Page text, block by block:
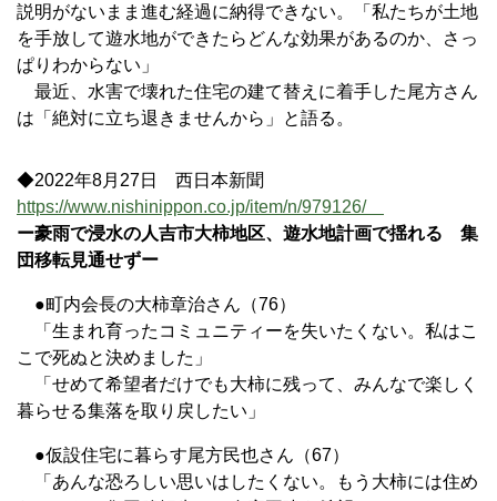
説明がないまま進む経過に納得できない。「私たちが土地
を手放して遊水地ができたらどんな効果があるのか、さっ
ぱりわからない」
最近、水害で壊れた住宅の建て替えに着手した尾方さん
は「絶対に立ち退きませんから」と語る。
◆2022年8月27日 西日本新聞
https://www.nishinippon.co.jp/item/n/979126/
ー豪雨で浸水の人吉市大柿地区、遊水地計画で揺れる 集
団移転見通せずー
●町内会長の大柿章治さん（76）
「生まれ育ったコミュニティーを失いたくない。私はこ
こで死ぬと決めました」
「せめて希望者だけでも大柿に残って、みんなで楽しく
暮らせる集落を取り戻したい」
●仮設住宅に暮らす尾方民也さん（67）
「あんな恐ろしい思いはしたくない。もう大柿には住め